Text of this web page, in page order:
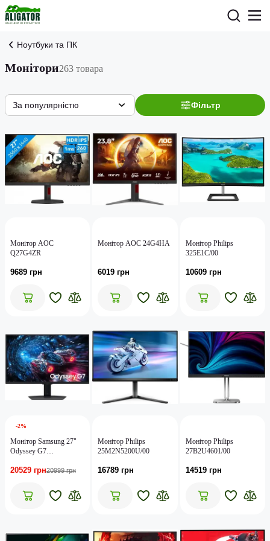
Ноутбуки та ПК
Монітори263 товара
Фільтр
За популярністю
Монітор AOC
Q27G4ZR
9689 грн
Монітор AOC 24G4HA
6019 грн
Монітор Philips
325E1C/00
10609 грн
-2%
Монітор Samsung 27"
Odyssey G7
20529 грн20999 грн
Монітор Philips
25M2N5200U/00
16789 грн
Монітор Philips
27B2U4601/00
14519 грн